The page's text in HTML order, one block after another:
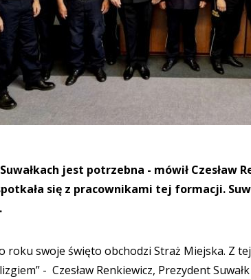
jest potrzebna - mówił Czesław
się z pracownikami tej formacji.
roku swoje święto obchodzi Straż Miejska. Z
- Czesław Renkiewicz, Prezydent